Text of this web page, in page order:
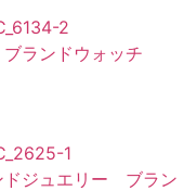
ブランドウォッチ
ドジュエリー ブラン